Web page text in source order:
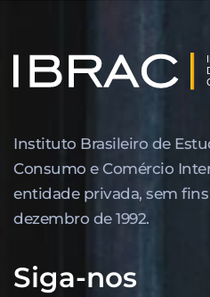
Instituto Brasileiro de
Consumo e Comércio
entidade privada, sem
dezembro de 1992.
Siga-nos